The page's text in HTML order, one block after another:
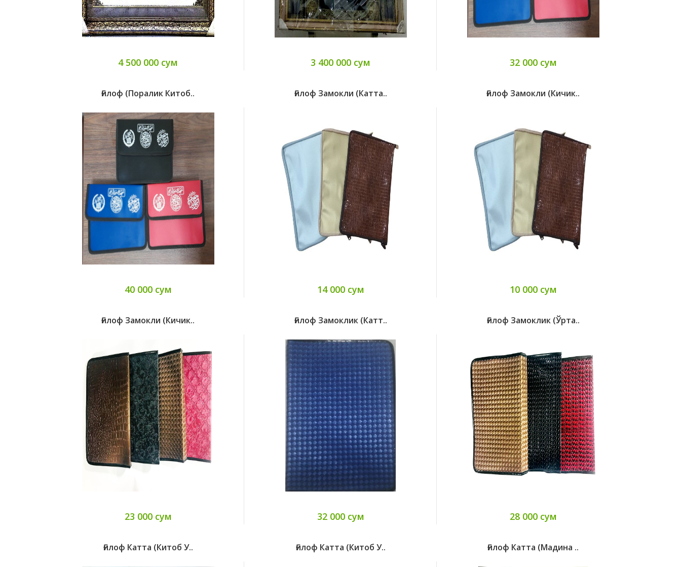
4 500 000 сум 3 400 000 сум 32 000 сум
Ғилоф (поралик Китоб..
40 000 сум
Ғилоф Замокли (катта..
14 000 сум
Ғилоф Замокли (кичик..
10 000 сум
Ғилоф Замокли (кичик..
23 000 сум
Ғилоф Замоклик (катт..
32 000 сум
Ғилоф Замоклик (ўрта..
28 000 сум
Ғилоф Катта (китоб У.. Ғилоф Катта (китоб У.. Ғилоф Катта (Мадина ..